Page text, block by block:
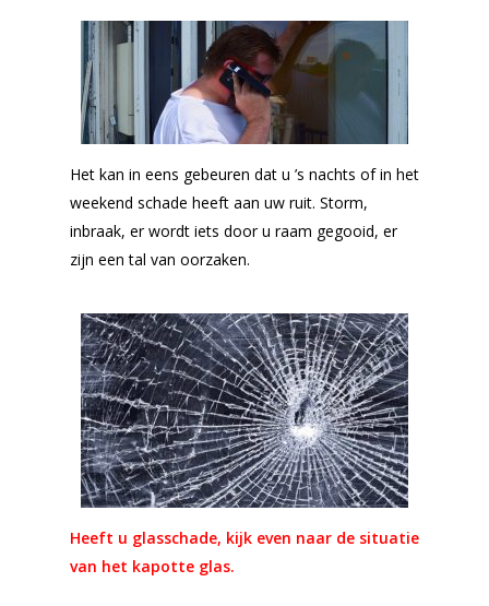
Het kan in eens gebeuren dat u ’s nachts of in het
weekend schade heeft aan uw ruit. Storm,
inbraak, er wordt iets door u raam gegooid, er
zijn een tal van oorzaken.
Heeft u glasschade, kijk even naar de situatie
van het kapotte glas.